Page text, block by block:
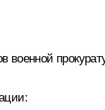
военной